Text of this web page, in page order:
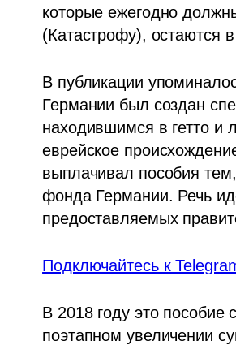
которые ежегодно
(Катастрофу), остаются
В публикации
Германии был создан
находившимся в гетто и
еврейское
выплачивал пособия
фонда Германии. Речь
предоставляемых
Подключайтесь к
В 2018 году это
поэтапном увеличении